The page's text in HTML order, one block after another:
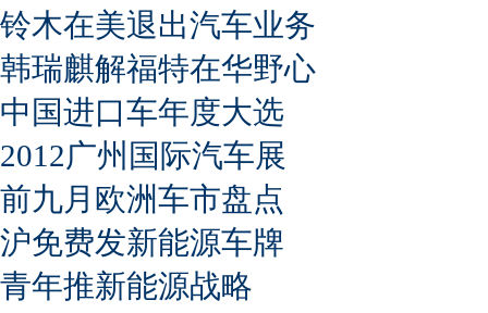
铃木在美退出汽车业务
韩瑞麒解福特在华野心
中国进口车年度大选
2012广州国际汽车展
前九月欧洲车市盘点
沪免费发新能源车牌
青年推新能源战略